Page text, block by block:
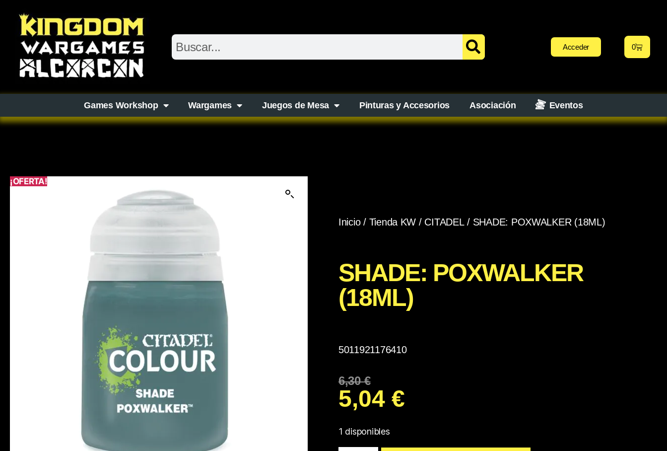
Acceder 0
Games Workshop Wargames Juegos de Mesa Pinturas y Accesorios Asociación Eventos
¡OFERTA!
Inicio/ Tienda KW / CITADEL/ SHADE: POXWALKER (18ML)
SHADE: POXWALKER
(18ML)
5011921176410
6,30€
5,04 €
1 disponibles